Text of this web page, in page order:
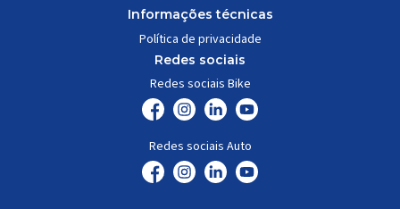
Informações técnicas
Política de privacidade
Redes sociais
Redes sociais Bike
Redes sociais Auto